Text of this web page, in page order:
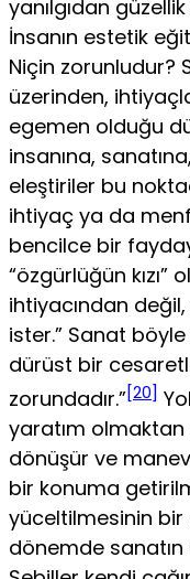
yanılgıdan
İnsanın estetik
Niçin zorunludur?
üze­rinden,
egemen olduğu
insanına,
eleştiriler bu
ihtiyaç ya da
bencilce bir
“özgürlüğün
ihtiyacından
ister.” Sanat
dürüst bir
zorundadır.”[20]
yaratım
dönüşür ve
bir konuma
yüceltilmesinin bir
dönemde